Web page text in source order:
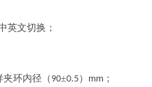
英文切换；
夹环内径（ 90±0.5） mm ；